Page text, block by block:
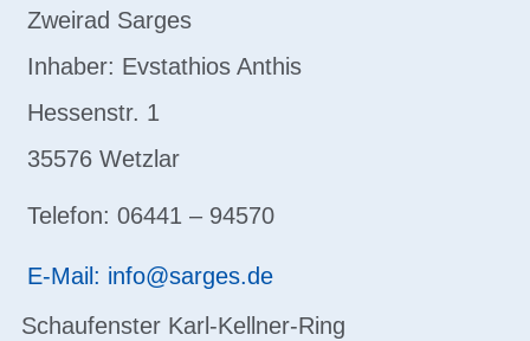
Zweirad Sarges
Inhaber: Evstathios Anthis
Hessenstr. 1
35576 Wetzlar
Telefon: 06441 – 94570
E-Mail: info@sarges.de
Schaufenster Karl-Kellner-Ring